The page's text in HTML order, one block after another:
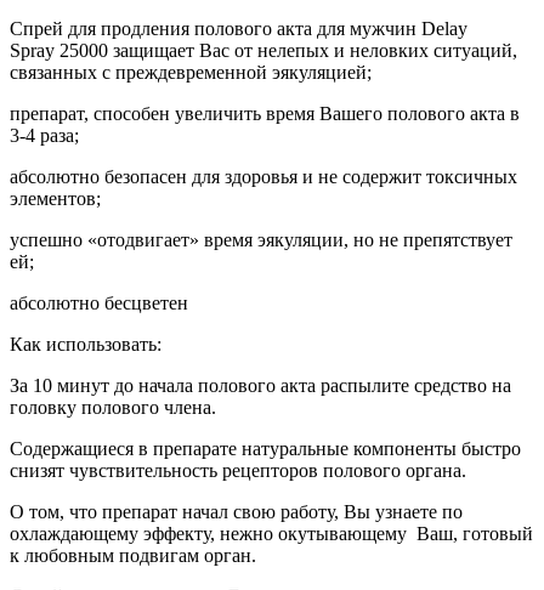
Спрей для продления полового акта для мужчин Delay
Spray 25000 защищает Вас от нелепых и неловких ситуаций,
связанных с преждевременной эякуляцией;
препарат, способен увеличить время Вашего полового акта в
3-4 раза;
абсолютно безопасен для здоровья и не содержит токсичных
элементов;
успешно «отодвигает» время эякуляции, но не препятствует
ей;
абсолютно бесцветен
Как использовать:
За 10 минут до начала полового акта распылите средство на
головку полового члена.
Содержащиеся в препарате натуральные компоненты быстро
снизят чувствительность рецепторов полового органа.
О том, что препарат начал свою работу, Вы узнаете по
охлаждающему эффекту, нежно окутывающему Ваш, готовый
к любовным подвигам орган.